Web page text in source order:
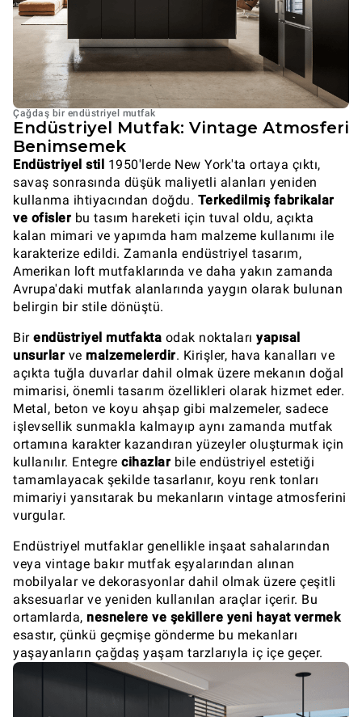
Çağdaş bir endüstriyel mutfak
Endüstriyel Mutfak: Vintage Atmosferi
Benimsemek
Endüstriyel stil 1950'lerde New York'ta ortaya çıktı,
savaş sonrasında düşük maliyetli alanları yeniden
kullanma ihtiyacından doğdu. Terkedilmiş fabrikalar
ve ofisler bu tasım hareketi için tuval oldu, açıkta
kalan mimari ve yapımda ham malzeme kullanımı ile
karakterize edildi. Zamanla endüstriyel tasarım,
Amerikan loft mutfaklarında ve daha yakın zamanda
Avrupa'daki mutfak alanlarında yaygın olarak bulunan
belirgin bir stile dönüştü.
Bir endüstriyel mutfakta odak noktaları yapısal
unsurlar ve malzemelerdir. Kirişler, hava kanalları ve
açıkta tuğla duvarlar dahil olmak üzere mekanın doğal
mimarisi, önemli tasarım özellikleri olarak hizmet eder.
Metal, beton ve koyu ahşap gibi malzemeler, sadece
işlevsellik sunmakla kalmayıp aynı zamanda mutfak
ortamına karakter kazandıran yüzeyler oluşturmak için
kullanılır. Entegre cihazlar bile endüstriyel estetiği
tamamlayacak şekilde tasarlanır, koyu renk tonları
mimariyi yansıtarak bu mekanların vintage atmosferini
vurgular.
Endüstriyel mutfaklar genellikle inşaat sahalarından
veya vintage bakır mutfak eşyalarından alınan
mobilyalar ve dekorasyonlar dahil olmak üzere çeşitli
aksesuarlar ve yeniden kullanılan araçlar içerir. Bu
ortamlarda, nesnelere ve şekillere yeni hayat vermek
esastır, çünkü geçmişe gönderme bu mekanları
yaşayanların çağdaş yaşam tarzlarıyla iç içe geçer.